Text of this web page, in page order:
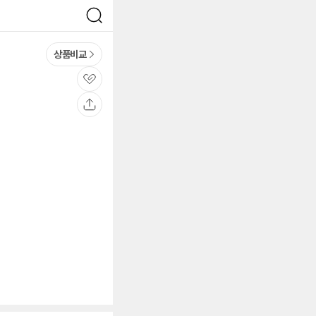
검
색
상품비교
관
심